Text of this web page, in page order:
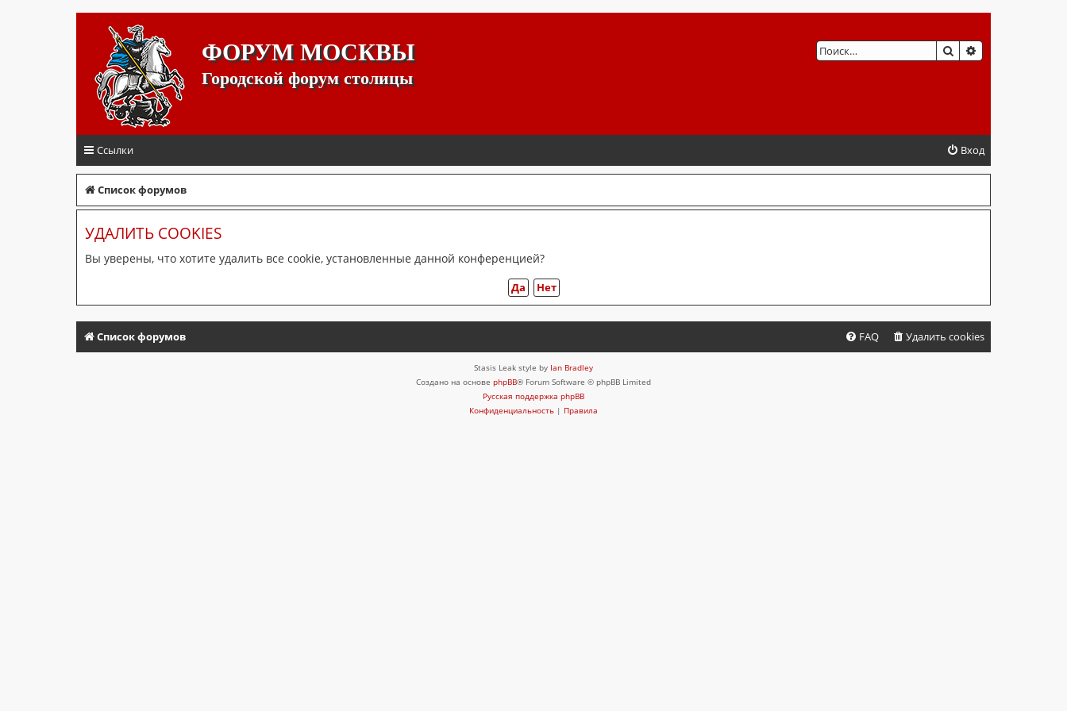
ФОРУМ МОСКВЫ
Городской форум столицы
ПОИСК
Ссылки Вход
Список форумов
УДАЛИТЬ COOKIES
Вы уверены, что хотите удалить все cookie, установленные данной конференцией?
Список форумов Удалить cookies
FAQ
Stasis Leak style by Ian Bradley
Создано на основе phpBB® Forum Software © phpBB Limited
Русская поддержка phpBB
Конфиденциальность | Правила